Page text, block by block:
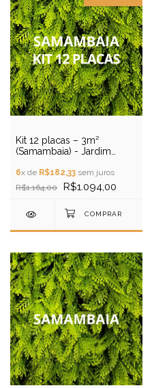
Kit 12 placas – 3m²
(Samambaia) - Jardim
6x de R$182,33 sem juros
R$1.164,00
R$1.094,00